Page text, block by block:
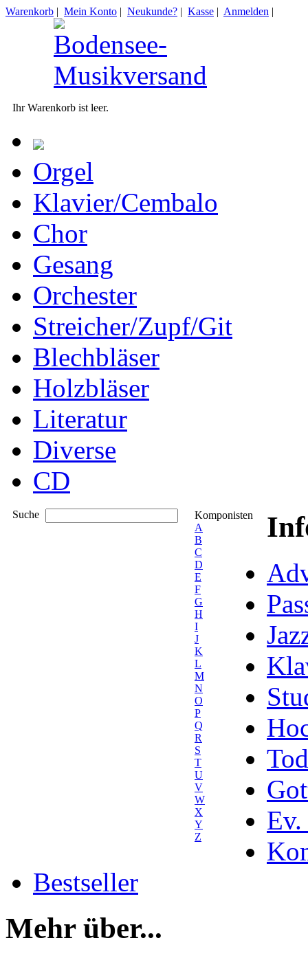
Warenkorb | Mein Konto | Neukunde? | Kasse | Anmelden |
Ihr Warenkorb ist leer.
Orgel
Klavier/Cembalo
Chor
Gesang
Orchester
Streicher/Zupf/Git
Blechbläser
Holzbläser
Literatur
Diverse
CD
Suche
Komponisten
A
B
C
D
E
F
G
H
I
J
K
L
M
N
O
P
Q
R
S
T
U
V
W
X
Y
Z
Ev.
Bestseller
Mehr über...